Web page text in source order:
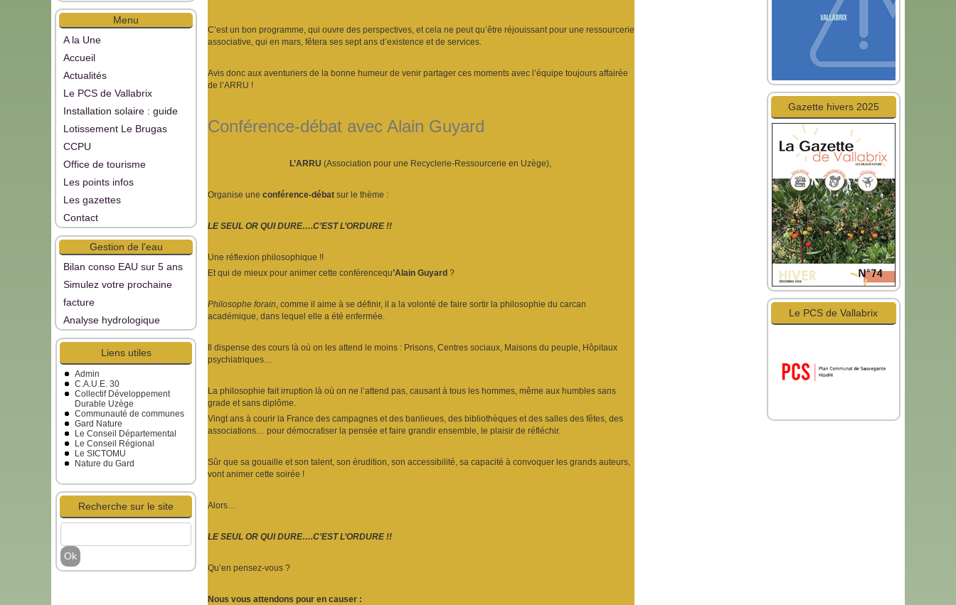
Menu
A la Une
Accueil
Actualités
Le PCS de Vallabrix
Installation solaire : guide
Lotissement Le Brugas
CCPU
Office de tourisme
Les points infos
Les gazettes
Contact
Gestion de l'eau
Bilan conso EAU sur 5 ans
Simulez votre prochaine
facture
Analyse hydrologique
Liens utiles
Admin
C.A.U.E. 30
Collectif Développement
Durable Uzège
Communauté de communes
Gard Nature
Le Conseil Départemental
Le Conseil Régional
Le SICTOMU
Nature du Gard
Recherche sur le site
C’est un bon programme, qui ouvre des perspectives, et cela ne peut qu’être réjouissant pour une ressourcerie
associative, qui en mars, fêtera ses sept ans d’existence et de services.
Avis donc aux aventuriers de la bonne humeur de venir partager ces moments avec l’équipe toujours affairée
de l’ARRU !
Conférence-débat avec Alain Guyard
L’ARRU (Association pour une Recyclerie-Ressourcerie en Uzège),
Organise une conférence-débat sur le thème :
LE SEUL OR QUI DURE….C’EST L’ORDURE !!
Une réflexion philosophique !!
Et qui de mieux pour animer cette conférencequ’Alain Guyard ?
Philosophe forain, comme il aime à se définir, il a la volonté de faire sortir la philosophie du carcan
académique, dans lequel elle a été enfermée.
Il dispense des cours là où on les attend le moins : Prisons, Centres sociaux, Maisons du peuple, Hôpitaux
psychiatriques…
La philosophie fait irruption là où on ne l’attend pas, causant à tous les hommes, même aux humbles sans
grade et sans diplôme.
Vingt ans à courir la France des campagnes et des banlieues, des bibliothèques et des salles des fêtes, des
associations… pour démocratiser la pensée et faire grandir ensemble, le plaisir de réfléchir.
Sûr que sa gouaille et son talent, son érudition, son accessibilité, sa capacité à convoquer les grands auteurs,
vont animer cette soirée !
Alors…
LE SEUL OR QUI DURE….C’EST L’ORDURE !!
Qu’en pensez-vous ?
Nous vous attendons pour en causer :
Gazette hivers 2025
Le PCS de Vallabrix